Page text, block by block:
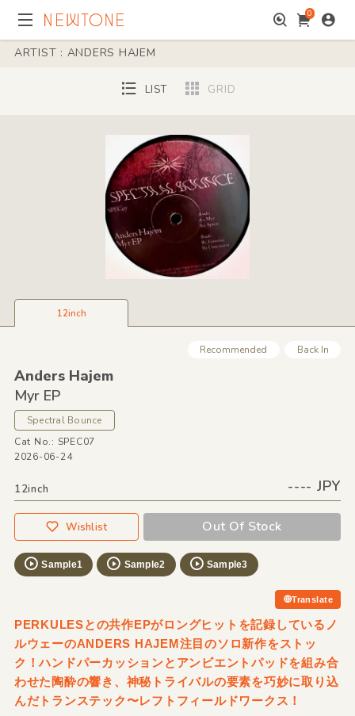
0
ARTIST : ANDERS HAJEM
LIST GRID
12inch
Recommended Back In
Anders Hajem
Myr EP
Spectral Bounce
Cat No.: SPEC07
2026-06-24
12inch ---- JPY
Wishlist Out Of Stock
Sample1 Sample2 Sample3
Translate
PERKULESとの共作EPがロングヒットを記録しているノ
ルウェーのANDERS HAJEM注目のソロ新作をストッ
ク！ハンドパーカッションとアンビエントパッドを組み合
わせた陶酔の響き、神秘トライバルの要素を巧妙に取り込
んだトランステック〜レフトフィールドワークス！